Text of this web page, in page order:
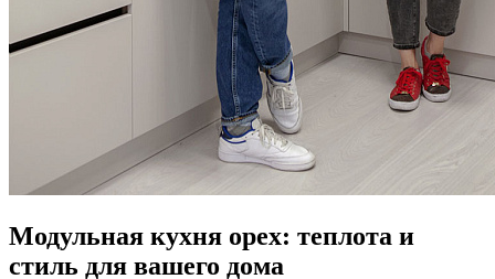
Модульная кухня орех: теплота и
стиль для вашего дома